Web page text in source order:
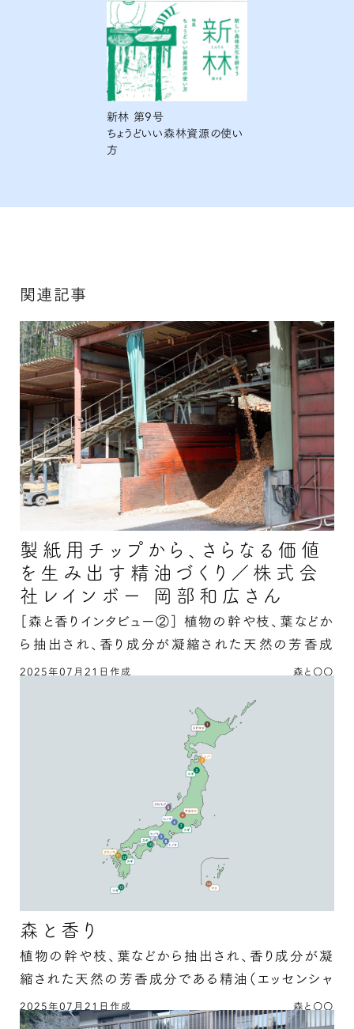
新林 第9号
ちょうどいい森林資源の使い
方
関連記事
製紙用チップから、さらなる価値
を生み出す精油づくり／株式会
社レインボー 岡部和広さん
［森と香りインタビュー②］ 植物の幹や枝、葉などか
ら抽出され、香り成分が凝縮された天然の芳香成
分である精油は、どのように作られているのでしょう
2025年07月21日作成 森と〇〇
づくり／株式会社レインボー 岡部和広さんの続
森と香り
植物の幹や枝、葉などから抽出され、香り成分が凝
縮された天然の芳香成分である精油（エッセンシャ
ルオイル）。近年、日本各地の …
2025年07月21日作成 森と〇〇
森と香りの続きを読む